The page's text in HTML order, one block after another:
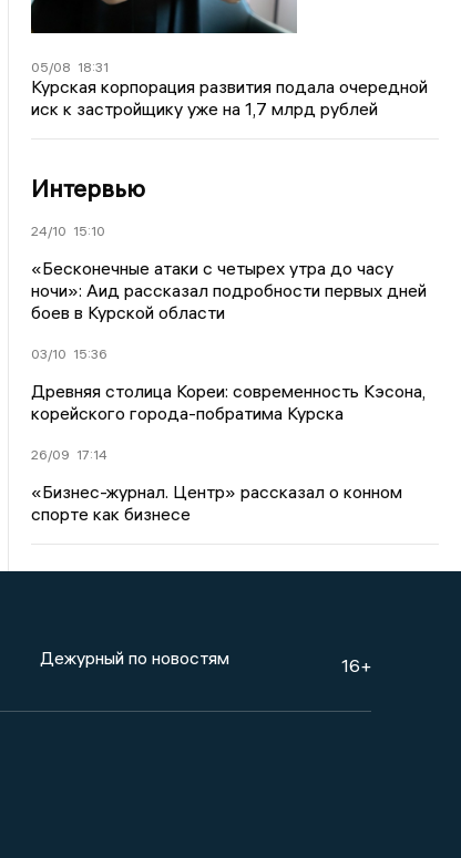
05/08 18:31
Курская корпорация развития подала очередной
иск к застройщику уже на 1,7 млрд рублей
Интервью
24/10 15:10
«Бесконечные атаки с четырех утра до часу
ночи»: Аид рассказал подробности первых дней
боев в Курской области
03/10 15:36
Древняя столица Кореи: современность Кэсона,
корейского города-побратима Курска
26/09 17:14
«Бизнес-журнал. Центр» рассказал о конном
спорте как бизнесе
Дежурный по новостям 16+